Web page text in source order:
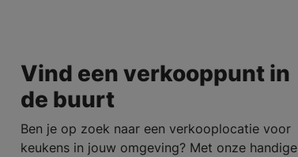
Vind een verkooppunt in
de buurt
Ben je op zoek naar een verkooplocatie voor
keukens in jouw omgeving? Met onze handige